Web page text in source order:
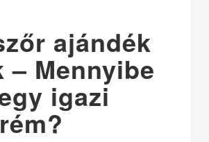
ajándék
– Mennyibe
igazi